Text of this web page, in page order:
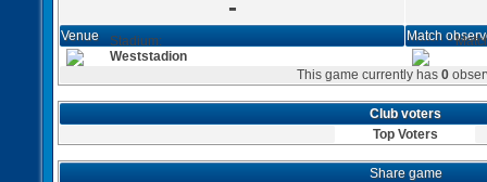
-
Venue Match
Stadium:
Weststadion
This game currently has 0
Club voters
Top Voters
Share game